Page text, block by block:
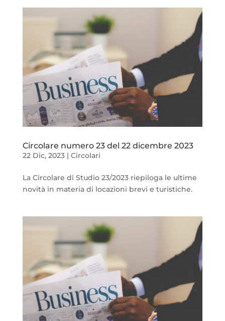
Circolare numero 23 del 22 dicembre 2023
22 Dic, 2023| Circolari
La Circolare di Studio 23/2023 riepiloga le ultime
novità in materia di locazioni brevi e turistiche.